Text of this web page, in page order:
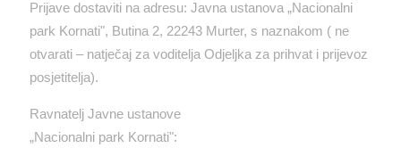
Prijave dostaviti na adresu: Javna ustanova „Nacionalni
park Kornati", Butina 2, 22243 Murter, s naznakom ( ne
otvarati – natječaj za voditelja Odjeljka za prihvat i prijevoz
posjetitelja).
Ravnatelj Javne ustanove
„Nacionalni park Kornati":